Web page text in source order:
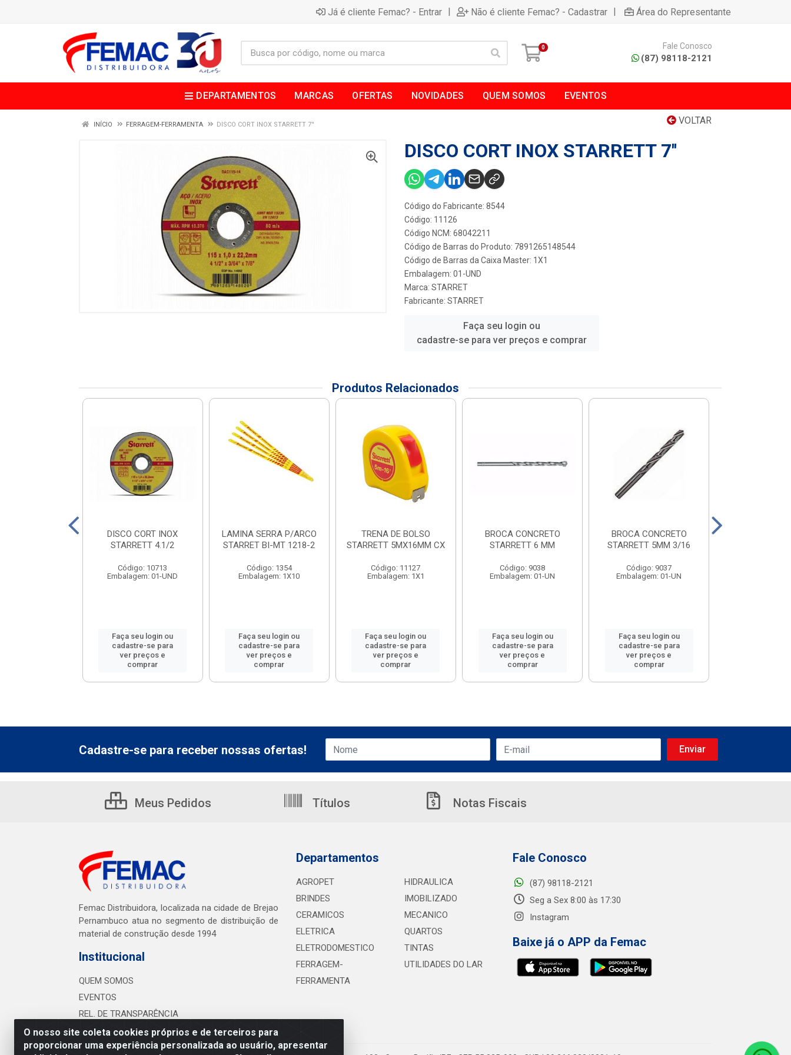
Já é cliente Femac? - Entrar | Não é cliente Femac? - Cadastrar | Área do Representante
0 Fale Conosco
(87) 98118-2121
DEPARTAMENTOS MARCAS OFERTAS NOVIDADES QUEM SOMOS EVENTOS
VOLTAR
INÍCIO FERRAGEM-FERRAMENTA DISCO CORT INOX STARRETT 7''
DISCO CORT INOX STARRETT 7''
Código do Fabricante: 8544
Código: 11126
Código NCM: 68042211
Código de Barras do Produto: 7891265148544
Código de Barras da Caixa Master: 1X1
Embalagem: 01-UND
Marca: STARRET
Fabricante: STARRET
Faça seu login ou
cadastre-se para ver preços e comprar
Produtos Relacionados
DISCO CORT INOX
STARRETT 4.1/2
Código: 10713
Embalagem: 01-UND
Faça seu login ou
cadastre-se para
ver preços e
comprar
LAMINA SERRA P/ARCO
STARRET BI-MT 1218-2
Código: 1354
Embalagem: 1X10
Faça seu login ou
cadastre-se para
ver preços e
comprar
TRENA DE BOLSO
STARRETT 5MX16MM CX
Código: 11127
Embalagem: 1X1
Faça seu login ou
cadastre-se para
ver preços e
comprar
BROCA CONCRETO
STARRETT 6 MM
Código: 9038
Embalagem: 01-UN
Faça seu login ou
cadastre-se para
ver preços e
comprar
BROCA CONCRETO
STARRETT 5MM 3/16
Código: 9037
Embalagem: 01-UN
Faça seu login ou
cadastre-se para
ver preços e
comprar
O nosso site coleta cookies próprios e de terceiros para
proporcionar uma experiência personalizada ao usuário, apresentar
Cadastre-se para receber nossas ofertas!
Meus Pedidos Títulos Notas Fiscais
Femac Distribuidora, localizada na cidade de Brejao
Pernambuco atua no segmento de distribuição de
material de construção desde 1994
Institucional
QUEM SOMOS
EVENTOS
REL. DE TRANSPARÊNCIA
Departamentos
AGROPET
BRINDES
CERAMICOS
ELETRICA
ELETRODOMESTICO
FERRAGEM-
FERRAMENTA
HIDRAULICA
IMOBILIZADO
MECANICO
QUARTOS
TINTAS
UTILIDADES DO LAR
Fale Conosco
(87) 98118-2121
Seg a Sex 8:00 às 17:30
Instagram
Baixe já o APP da Femac